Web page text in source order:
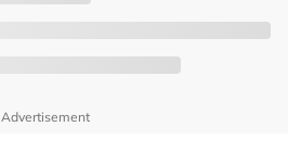
Advertisement